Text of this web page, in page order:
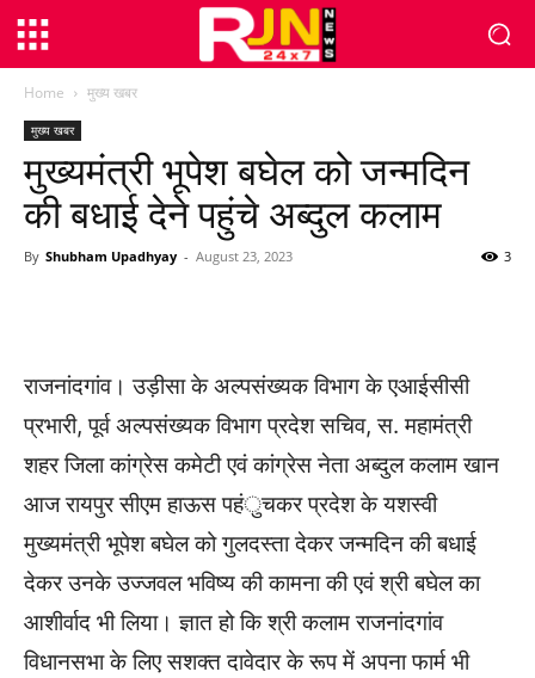
Home मुख्य खबर
मुख्य खबर
मुख्यमंत्री भूपेश बघेल को जन्मदिन
की बधाई देने पहुंचे अब्दुल कलाम
By Shubham Upadhyay - August 23, 2023 3
राजनांदगांव। उड़ीसा के अल्पसंख्यक विभाग के एआईसीसी
प्रभारी, पूर्व अल्पसंख्यक विभाग प्रदेश सचिव, स. महामंत्री
शहर जिला कांग्रेस कमेटी एवं कांग्रेस नेता अब्दुल कलाम खान
आज रायपुर सीएम हाऊस पहंुचकर प्रदेश के यशस्वी
मुख्यमंत्री भूपेश बघेल को गुलदस्ता देकर जन्मदिन की बधाई
देकर उनके उज्जवल भविष्य की कामना की एवं श्री बघेल का
आशीर्वाद भी लिया। ज्ञात हो कि श्री कलाम राजनांदगांव
विधानसभा के लिए सशक्त दावेदार के रूप में अपना फार्म भी